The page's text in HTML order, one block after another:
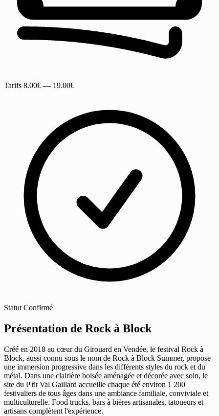
Tarifs 8.00€ — 19.00€
Statut Confirmé
Présentation de Rock à Block
Créé en 2018 au cœur du Girouard en Vendée, le festival Rock à
Block, aussi connu sous le nom de Rock à Block Summer, propose
une immersion progressive dans les différents styles du rock et du
métal. Dans une clairière boisée aménagée et décorée avec soin, le
site du P'tit Val Gaillard accueille chaque été environ 1 200
festivaliers de tous âges dans une ambiance familiale, conviviale et
multiculturelle. Food trucks, bars à bières artisanales, tatoueurs et
artisans complètent l'expérience.